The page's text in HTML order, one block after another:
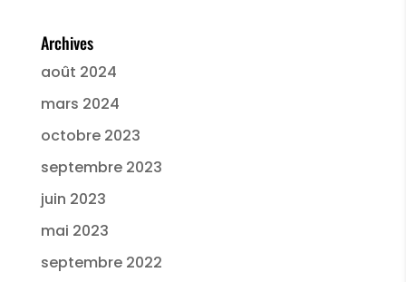
Archives
août 2024
mars 2024
octobre 2023
septembre 2023
juin 2023
mai 2023
septembre 2022